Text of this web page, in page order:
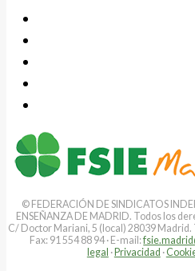
© FEDERACIÓN DE SINDICATOS
ENSEÑANZA DE MADRID. Todos los
C/ Doctor Mariani, 5 (local) 28039 Madrid.
Fax: 91 554 88 94 · E-mail:
legal ·Privacidad ·